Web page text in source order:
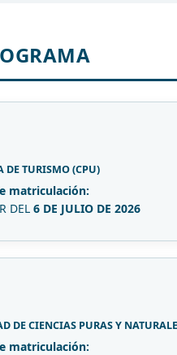
DE TURISMO (CPU)
matriculación:
DEL 6 DE JULIO DE 2026
DE CIENCIAS PURAS Y
matriculación: